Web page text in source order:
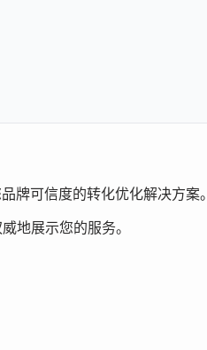
牌可信度的转化优化解决方案。
地展示您的服务。